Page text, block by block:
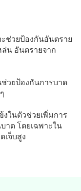
ช่วยป้องกันอันตราย
น อันตรายจาก
วยป้องกันการบาด
ในตัวช่วยเพิ่มการ
าด โดยเฉพาะใน
เจ็บสูง